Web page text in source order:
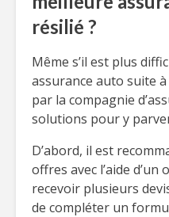
résilié ?
Même s’il est plus
assurance auto suite
par la compagnie
solutions pour y
D’abord, il est
offres avec l’aide
recevoir plusieurs
de compléter un